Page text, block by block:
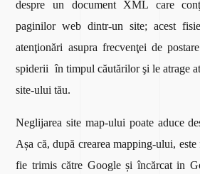
despre un document XML care
paginilor web dintr-un site; acest
atenţionări asupra frecvenţei de
spiderii în timpul căutărilor şi le atrage
site-ului tău.
Neglijarea site map-ului poate aduce
Așa că, după crearea mapping-ului, este
fie trimis către Google și încărcat in